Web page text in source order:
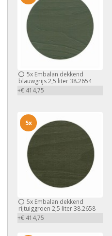
5x Embalan dekkend
blauwgrijs 2,5 liter 38.2654
+€ 414,75
5x Embalan dekkend
rijtuiggroen 2,5 liter 38.2658
+€ 414,75
5x